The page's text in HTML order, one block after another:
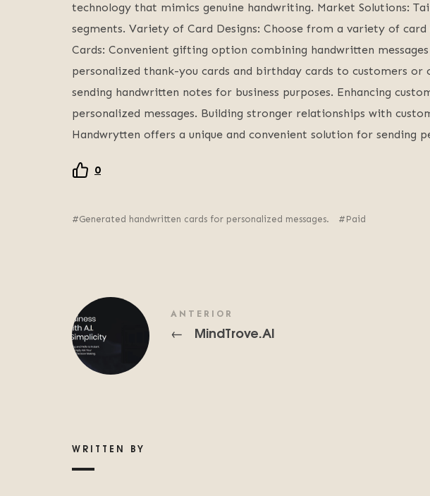
technology that mimics genuine handwriting. Market Solutions:
segments. Variety of Card Designs: Choose from a variety of
Cards: Convenient gifting option combining handwritten messages
personalized thank-you cards and birthday cards to customers
sending handwritten notes for business purposes. Enhancing
personalized messages. Building stronger relationships with
Handwrytten offers a unique and convenient solution for sending
0
Generated handwritten cards for personalized messages. Paid
ANTERIOR
← MindTrove.AI
WRITTEN BY